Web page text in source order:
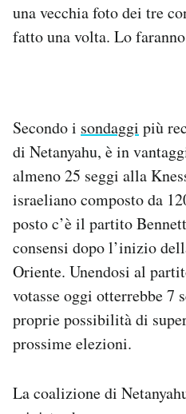
una vecchia foto dei tre
fatto una volta. Lo
Secondo i sondaggi più
di Netanyahu, è in
almeno 25 seggi alla
israeliano composto da
posto c’è il partito
consensi dopo l’inizio
Oriente. Unendosi al
votasse oggi otterrebbe 7
proprie possibilità di
prossime elezioni.
La coalizione di